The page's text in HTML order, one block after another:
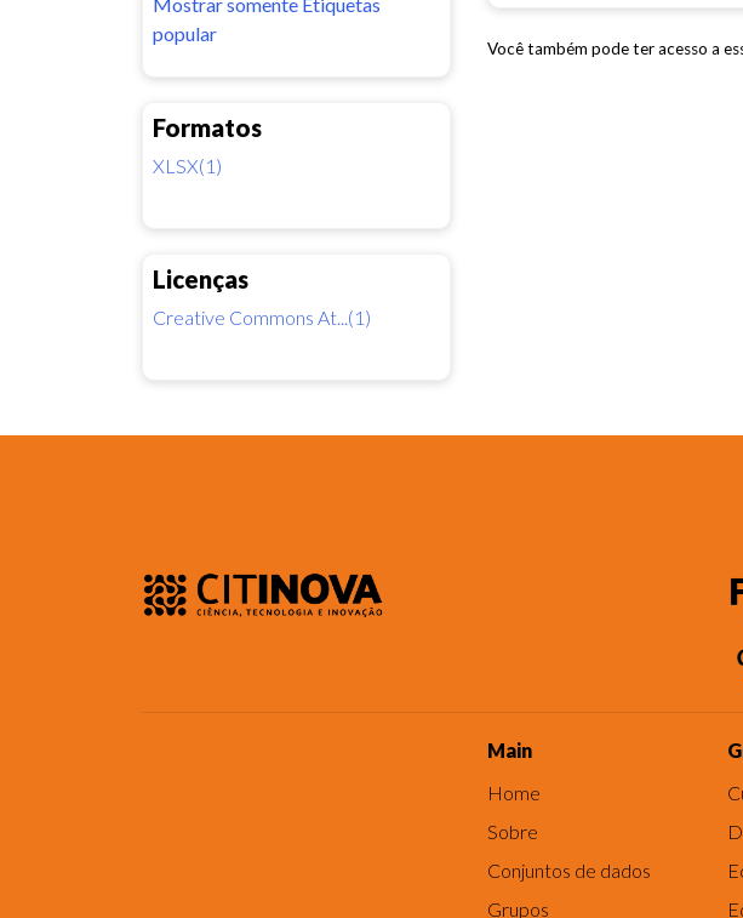
popular
Formatos
XLSX(1)
Licenças
Creative Commons At...(1)
Você também pode ter acesso a
Main
Home
Sobre
Conjuntos de dados
Grupos